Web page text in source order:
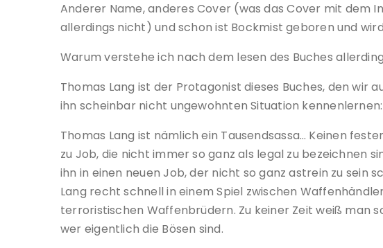
Anderer Name, anderes Cover (was das Cover mit dem
allerdings nicht) und schon ist Bockmist geboren und
Warum verstehe ich nach dem lesen des Buches
Thomas Lang ist der Protagonist dieses Buches, den wir
ihn scheinbar nicht ungewohnten Situation
Thomas Lang ist nämlich ein Tausendsassa… Keinen
zu Job, die nicht immer so ganz als legal zu bezeichnen
ihn in einen neuen Job, der nicht so ganz astrein zu sein
Lang recht schnell in einem Spiel zwischen
terroristischen Waffenbrüdern. Zu keiner Zeit weiß man
wer eigentlich die Bösen sind.